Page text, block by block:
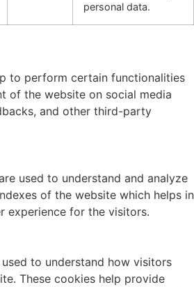
personal data.
to perform certain functionalities
of the website on social media
and other third-party
used to understand and analyze
of the website which helps in
experience for the visitors.
to understand how visitors
These cookies help provide